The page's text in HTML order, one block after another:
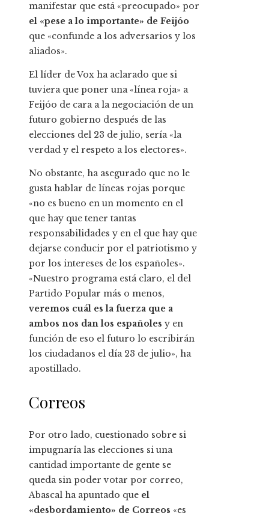
manifestar que está «preocupado» por
el «pese a lo importante» de Feijóo
que «confunde a los adversarios y los
aliados».
El líder de Vox ha aclarado que si
tuviera que poner una «línea roja» a
Feijóo de cara a la negociación de un
futuro gobierno después de las
elecciones del 23 de julio, sería «la
verdad y el respeto a los electores».
No obstante, ha asegurado que no le
gusta hablar de líneas rojas porque
«no es bueno en un momento en el
que hay que tener tantas
responsabilidades y en el que hay que
dejarse conducir por el patriotismo y
por los intereses de los españoles».
«Nuestro programa está claro, el del
Partido Popular más o menos,
veremos cuál es la fuerza que a
ambos nos dan los españoles y en
función de eso el futuro lo escribirán
los ciudadanos el día 23 de julio», ha
apostillado.
Correos
Por otro lado, cuestionado sobre si
impugnaría las elecciones si una
cantidad importante de gente se
queda sin poder votar por correo,
Abascal ha apuntado que el
«desbordamiento» de Correos «es